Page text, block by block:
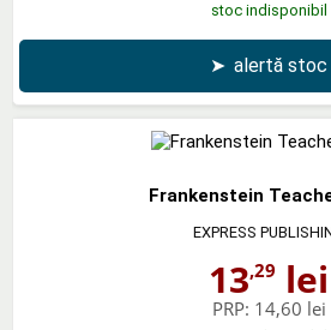
stoc indisponibil
➤ alertă stoc
Frankenstein
EXPRESS
13,29 lei
PRP: 14,60 lei